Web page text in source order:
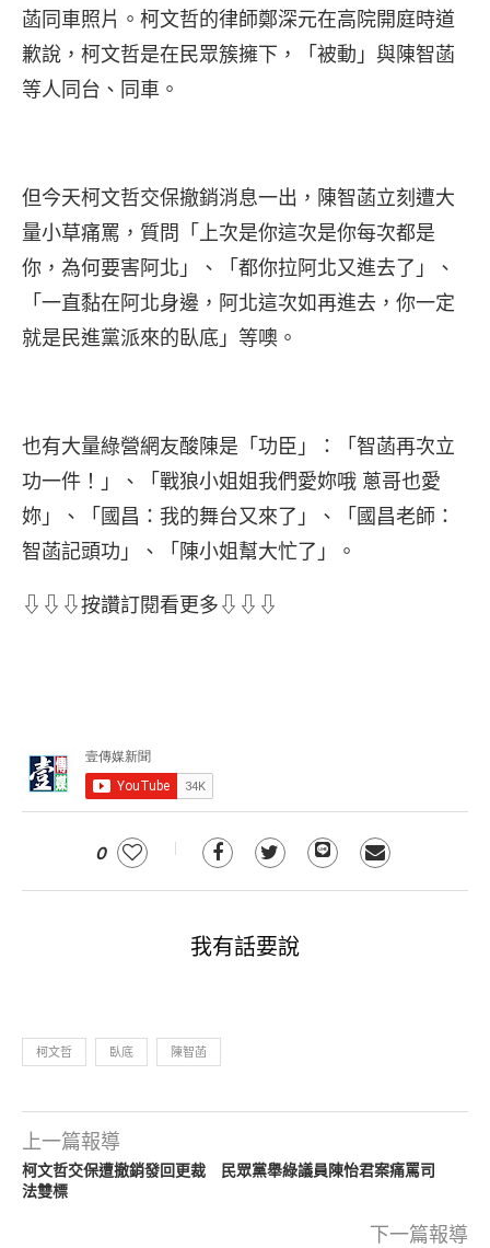
菡同車照片。柯文哲的律師鄭深元在高院開庭時道
歉說，柯文哲是在民眾簇擁下，「被動」與陳智菡
等人同台、同車。
但今天柯文哲交保撤銷消息一出，陳智菡立刻遭大
量小草痛罵，質問「上次是你這次是你每次都是
你，為何要害阿北」、「都你拉阿北又進去了」、
「一直黏在阿北身邊，阿北這次如再進去，你一定
就是民進黨派來的臥底」等噢。
也有大量綠營網友酸陳是「功臣」：「智菡再次立
功一件！」、「戰狼小姐姐我們愛妳哦 蔥哥也愛
妳」、「國昌：我的舞台又來了」、「國昌老師：
智菡記頭功」、「陳小姐幫大忙了」。
⇩⇩⇩按讚訂閱看更多⇩⇩⇩
0
我有話要說
柯文哲 臥底 陳智菡
上一篇報導
柯文哲交保遭撤銷發回更裁 民眾黨舉綠議員陳怡君案痛罵司
法雙標
下一篇報導